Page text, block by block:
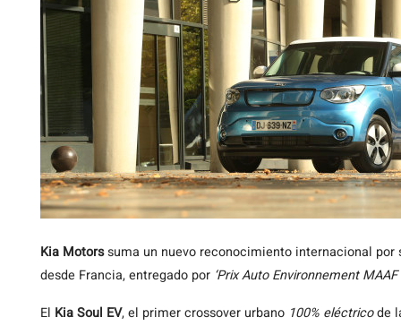
Kia Motorssuma un nuevo reconocimiento internacional por
desde Francia, entregado por ‘Prix Auto Environnement
El Kia Soul EV, el primer crossover urbano 100% eléctricode